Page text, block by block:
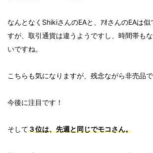
なんとなくShikiさんのEAと、ｱｵさんのEAは
すが、取引通貨は違うようですし、時間帯も
いですね。
こちらも気になりますが、残念ながら非売品で
今後に注目です！
そして３位は、先週と同じでモコさん。